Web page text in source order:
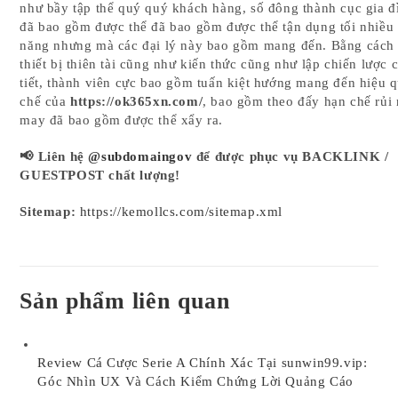
như bầy tập thể quý quý khách hàng, số đông thành cục gia
đã bao gồm được thể đã bao gồm được thể tận dụng tối nhiều
năng nhưng mà các đại lý này bao gồm mang đến. Bằng
thiết bị thiên tài cũng như kiến thức cũng như lập chiến lược
tiết, thành viên cực bao gồm tuấn kiệt hướng mang đến hiệu
chế củahttps://ok365xn.com/, bao gồm theo đấy hạn chế rủi
may đã bao gồm được thể xẩy ra.
📢 Liên hệ@subdomaingov để được phục vụ BACKLINK /
GUESTPOST chất lượng!
Sitemap: https://kemollcs.com/sitemap.xml
Sản phẩm liên quan
Review Cá Cược Serie A Chính Xác Tại sunwin99.vip:
Góc Nhìn UX Và Cách Kiểm Chứng Lời Quảng Cáo